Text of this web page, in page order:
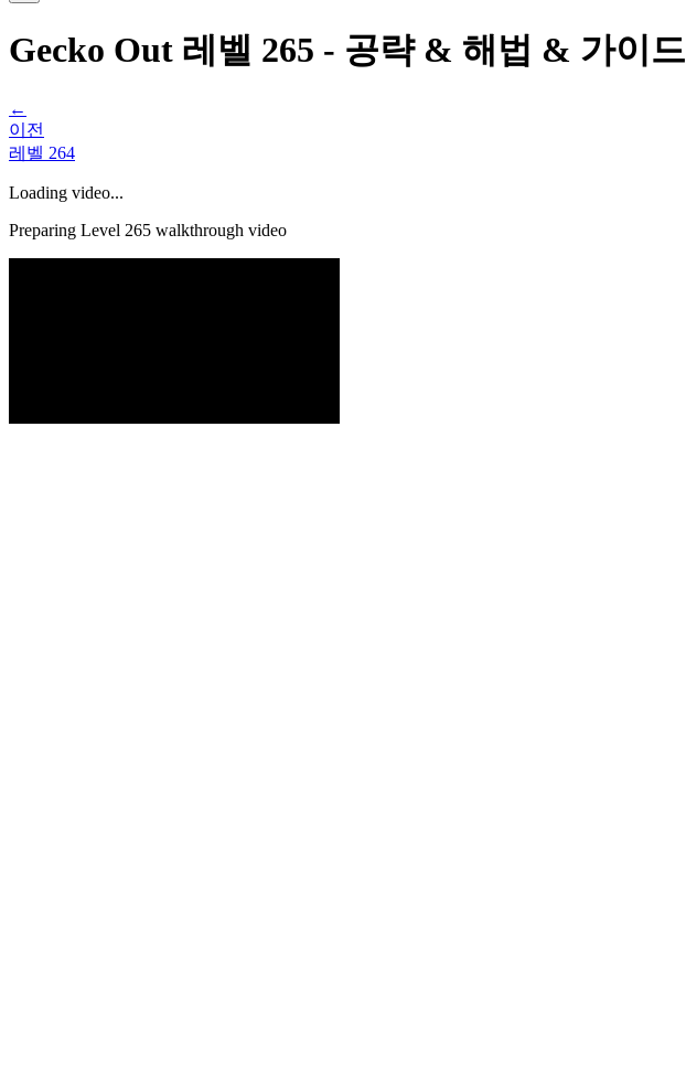
Gecko Out 레벨 265 - 공략 & 해법 & 가이드
←
이전
레벨 264
Loading video...
Preparing Level 265 walkthrough video